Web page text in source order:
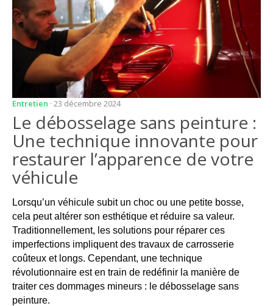
Entretien · 23 décembre 2024
Le débosselage sans peinture :
Une technique innovante pour
restaurer l’apparence de votre
véhicule
Lorsqu’un véhicule subit un choc ou une petite bosse,
cela peut altérer son esthétique et réduire sa valeur.
Traditionnellement, les solutions pour réparer ces
imperfections impliquent des travaux de carrosserie
coûteux et longs. Cependant, une technique
révolutionnaire est en train de redéfinir la manière de
traiter ces dommages mineurs : le débosselage sans
peinture.